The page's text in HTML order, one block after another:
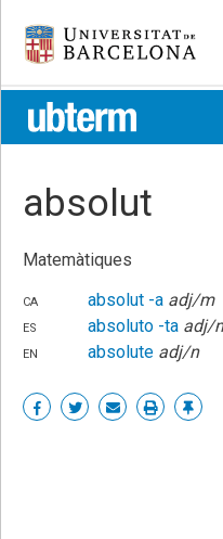
content
Universitat de Barcelona
UB > UBTERM
absolut
Matemàtiques
ca
absolut -a adj/m
es
absoluto -ta adj/
en
absolute adj/n
Share ShareSharePrint Enllaç